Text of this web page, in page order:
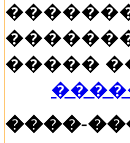
�����
����-